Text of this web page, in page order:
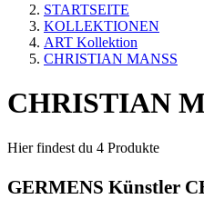
STARTSEITE
KOLLEKTIONEN
ART Kollektion
CHRISTIAN MANSS
CHRISTIAN
Hier findest du 4 Produkte
GERMENS Künstler